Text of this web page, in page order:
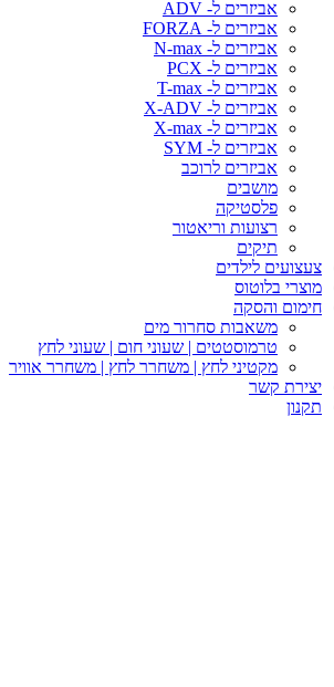
אביזרים ל- ADV
אביזרים ל- FORZA
אביזרים ל- N-max
אביזרים ל- PCX
אביזרים ל- T-max
אביזרים ל- X-ADV
אביזרים ל- X-max
אביזרים ל- SYM
אביזרים לרוכב
מושבים
פלסטיקה
רצועות וריאטור
תיקים
צעצועים לילדים
מוצרי בלוטוס
חימום והסקה
משאבות סחרור מים
טרמוסטטים | שעוני חום | שעוני לחץ
מקטיני לחץ | משחרר לחץ | משחרר אוויר
יצירת קשר
תקנון